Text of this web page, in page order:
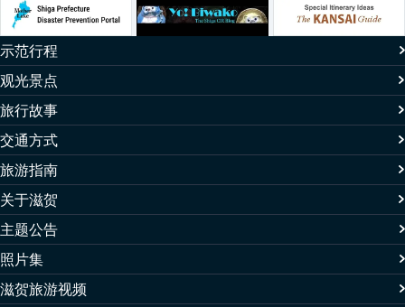
示范行程
观光景点
旅行故事
交通方式
旅游指南
关于滋贺
主题公告
照片集
滋贺旅游视频